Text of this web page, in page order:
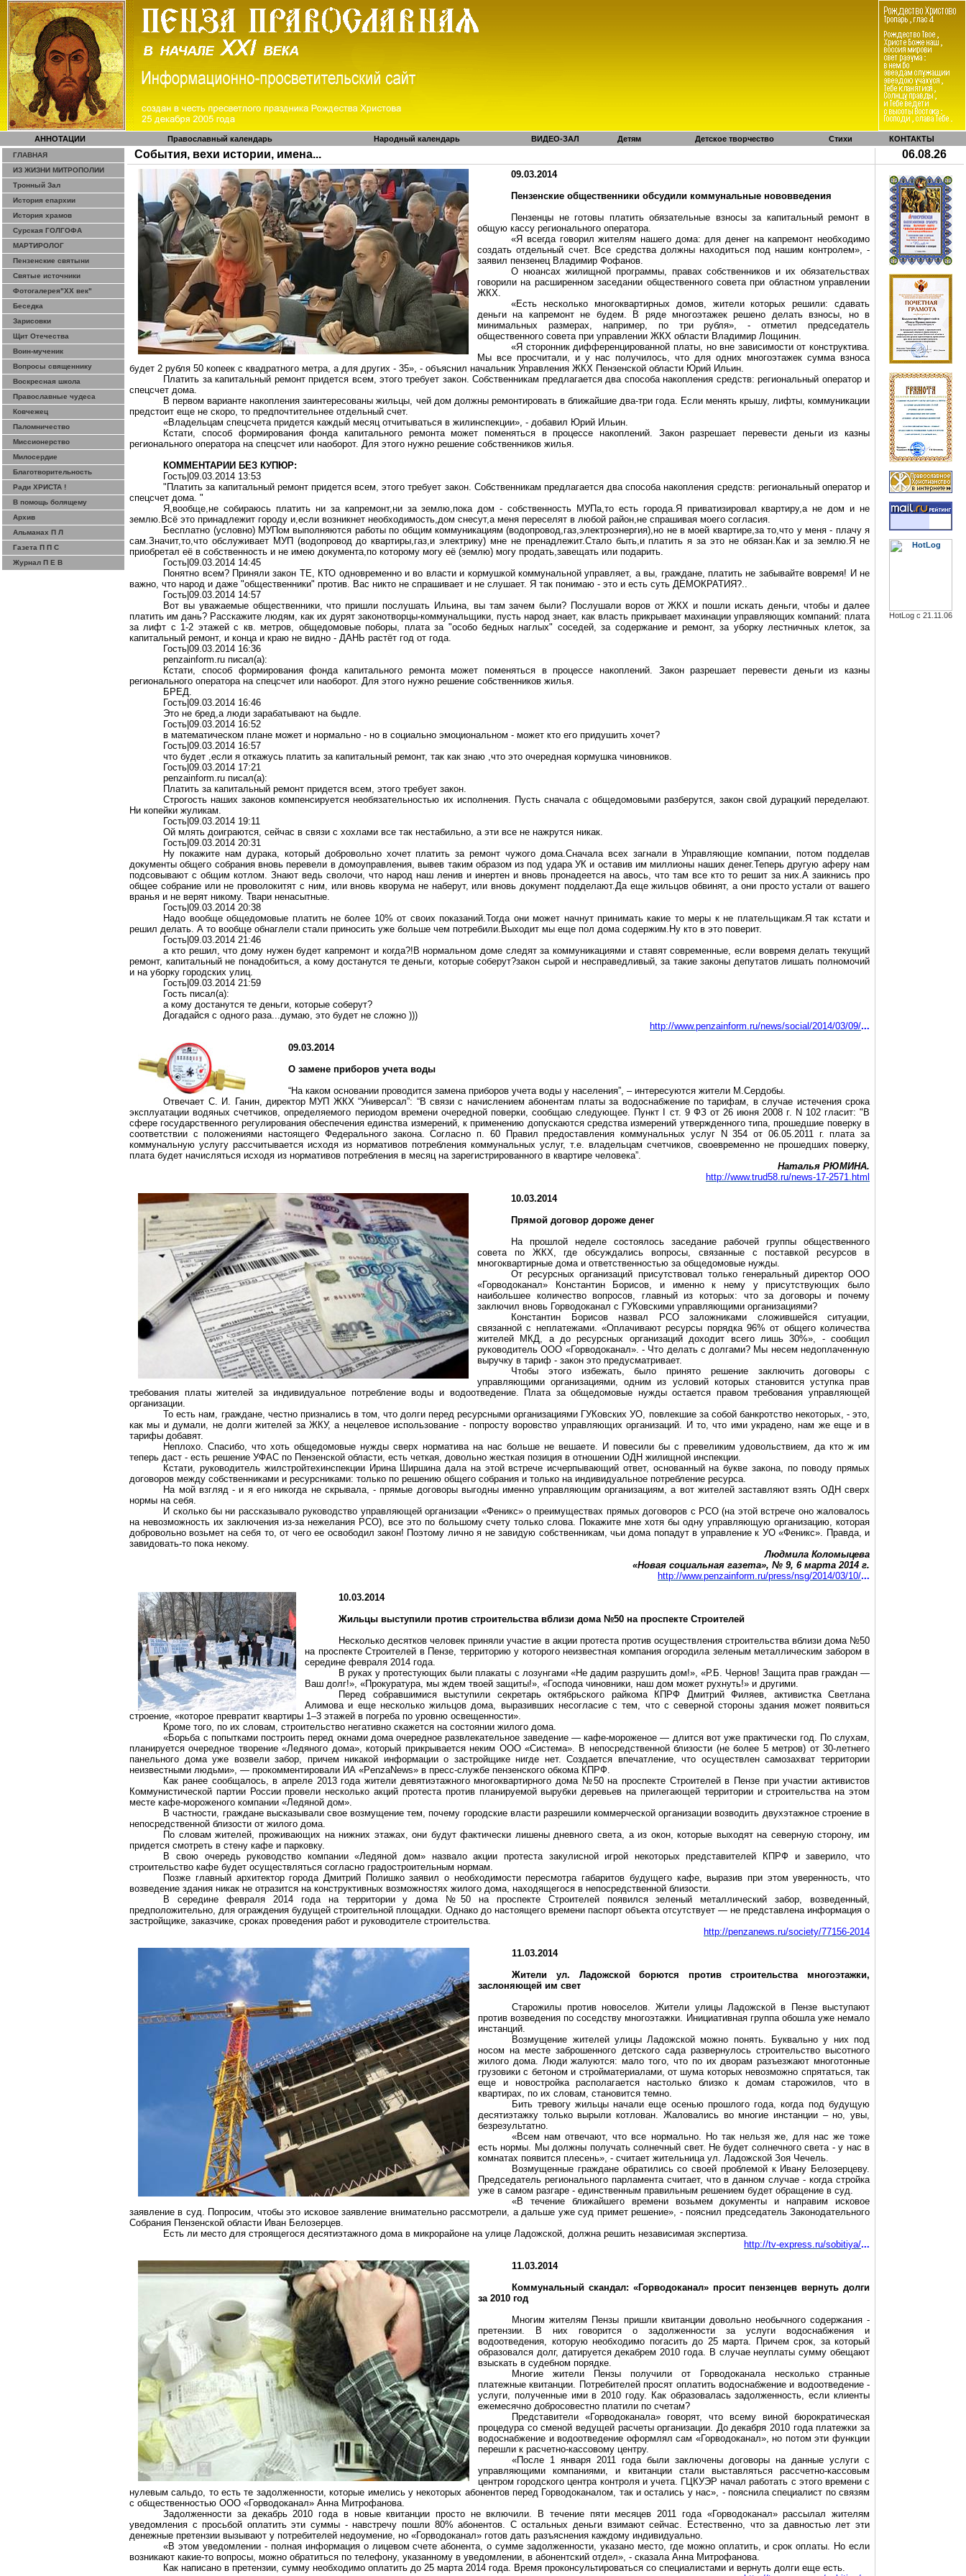
АННОТАЦИИ Православный календарь Народный календарь ВИДЕО-ЗАЛ Детям Детское творчество Стихи КОНТАКТЫ
ГЛАВНАЯ
ИЗ ЖИЗНИ МИТРОПОЛИИ
Тронный Зал
История епархии
История храмов
Сурская ГОЛГОФА
МАРТИРОЛОГ
Пензенские святыни
Святые источники
Фотогалерея"ХХ век"
Беседка
Зарисовки
Щит Отечества
Воин-мученик
Вопросы священнику
Воскресная школа
Православные чудеса
Ковчежец
Паломничество
Миссионерство
Милосердие
Благотворительность
Ради ХРИСТА !
В помощь болящему
Архив
Альманах П Л
Газета П П С
Журнал П Е В
События, вехи истории, имена... 06.08.26
09.03.2014
Пензенские общественники обсудили коммунальные нововведения
Пензенцы не готовы платить обязательные взносы за капитальныйремонт в
общую кассу регионального оператора.
«Я всегда говорил жителям нашего дома: для денег на капремонт необходимо
создать отдельный счет. Все средства должны находиться под нашим контролем», -
заявил пензенец Владимир Фофанов.
О нюансах жилищной программы, правах собственников и их обязательствах
говорили на расширенном заседании общественного совета при областном управлении
ЖКХ.
«Есть несколько многоквартирных домов, жители которых решили: сдавать
деньги на капремонтне будем. В ряде многоэтажек решено делать взносы, но в
минимальных размерах, например, по три рубля», - отметил председатель
общественного совета при управлении ЖКХ области Владимир Лощинин.
«Я сторонник дифференцированной платы, но вне зависимости от конструктива.
Мы все просчитали, и у нас получилось, что для одних многоэтажек сумма взноса
будет 2 рубля 50 копеек с квадратного метра, а для других - 35», - объяснил начальник Управления ЖКХ Пензенской области Юрий Ильин.
Платить за капитальный ремонтпридется всем, этого требует закон. Собственникам предлагается два способа накопления средств: региональный оператор и
спецсчет дома.
В первом варианте накопления заинтересованы жильцы, чей дом должны ремонтировать в ближайшие два-три года. Если менять крышу, лифты, коммуникации
предстоит еще не скоро, то предпочтительнее отдельный счет.
«Владельцам спецсчета придется каждый месяц отчитываться в жилинспекции», - добавил Юрий Ильин.
Кстати, способ формирования фонда капитального ремонта может поменяться в процессе накоплений. Закон разрешает перевести деньги из казны
регионального оператора на спецсчет или наоборот. Для этого нужно решение собственников жилья.
КОММЕНТАРИИ БЕЗ КУПЮР:
Гость|09.03.2014 13:53
"Платить за капитальный ремонт придется всем, этого требует закон. Собственникам предлагается два способа накопления средств: региональный оператор и
спецсчет дома. "
Я,вообще,не собираюсь платить ни за капремонт,ни за землю,пока дом - собственность МУПа,то есть города.Я приватизировал квартиру,а не дом и не
землю.Всё это принадлежит городу и,если возникнет необходимость,дом снесут,а меня переселят в любой район,не спрашивая моего согласия.
Бесплатно (условно) МУПом выполняются работы по общим коммуникациям (водопровод,газ,электроэнергия),но не в моей квартире,за то,что у меня - плачу я
сам.Значит,то,что обслуживает МУП (водопровод до квартиры,газ,и электрику) мне не пренадлежит.Стало быть,и платить я за это не обязан.Как и за землю.Я не
приобретал её в собственность и не имею документа,по которому могу её (землю) могу продать,завещать или подарить.
Гость|09.03.2014 14:45
Понятно всем? Приняли закон ТЕ, КТО одновременно и во власти и кормушкой коммунальной управляет, а вы, граждане, платить не забывайте вовремя! И не
важно, что народ и даже "общественники" против. Вас никто не спрашивает и не слушает. Я так понимаю - это и есть суть ДЕМОКРАТИЯ?..
Гость|09.03.2014 14:57
Вот вы уважаемые общественники, что пришли послушать Ильина, вы там зачем были? Послушали воров от ЖКХ и пошли искать деньги, чтобы и далее
платить им дань? Расскажите людям, как их дурят законотворцы-коммунальщики, пусть народ знает, как власть прикрывает махинации управляющих компаний: плата
за лифт с 1-2 этажей с кв. метров, общедомовые поборы, плата за "особо бедных наглых" соседей, за содержание и ремонт, за уборку лестничных клеток, за
капитальный ремонт, и конца и краю не видно - ДАНЬ растёт год от года.
Гость|09.03.2014 16:36
penzainform.ru писал(a):
Кстати, способ формирования фонда капитального ремонта может поменяться в процессе накоплений. Закон разрешает перевести деньги из казны
регионального оператора на спецсчет или наоборот. Для этого нужно решение собственников жилья.
БРЕД.
Гость|09.03.2014 16:46
Это не бред,алюди зарабатывают на быдле.
Гость|09.03.2014 16:52
в математическом плане может и нормально - но в социально эмоциональном -может кто его придушить хочет?
Гость|09.03.2014 16:57
что будет ,если я откажусь платить за капитальный ремонт, так как знаю ,что это очередная кормушка чиновников.
Гость|09.03.2014 17:21
penzainform.ru писал(a):
Платить за капитальный ремонт придется всем, этого требует закон.
Строгость наших законов компенсируется необязательностью их исполнения. Пусть сначала с общедомовыми разберутся, закон свой дурацкий переделают.
Ни копейки жуликам.
Гость|09.03.2014 19:11
Ой млять доиграются, сейчас в связи с хохлами все так нестабильно, а эти все не нажрутся никак.
Гость|09.03.2014 20:31
Ну покажите нам дурака, который добровольно хочет платить за ремонт чужого дома.Сначала всех загнали в Управляющие компании, потом подделав
документы общего собрания вновь перевели в домоуправления, вывев таким образом из под удара УК и оставив им миллионы наших денег.Теперь другую аферу нам
подсовывают с общим котлом. Знают ведь сволочи, что народ наш ленив и инертен и вновь пронадеется на авось, что там все кто то решит за них.А заикнись про
общее собрание или не проволокитят с ним, или вновь кворума не наберут, или вновь документ подделают.Да еще жильцов обвинят, а они просто устали от вашего
вранья и не верят никому. Твари ненасытные.
Гость|09.03.2014 20:38
Надо вообще общедомовые платить не более 10% от своих показаний.Тогда они может начнут принимать какие то меры к не плательщикам.Я так кстати и
решил делать. А то вообще обнаглели стали приносить уже больше чем потребили.Выходит мы еще пол дома содержим.Ну кто в это поверит.
Гость|09.03.2014 21:46
а кто решил, что дому нужен будет капремонт и когда?!В нормальном доме следят за коммуникациями и ставят современные, если вовремя делать текущий
ремонт, капитальный не понадобиться, а кому достанутся те деньги, которые соберут?закон сырой и несправедливый, за такие законы депутатов лишать полномочий
и на уборку городских улиц.
Гость|09.03.2014 21:59
Гость писал(a):
а кому достанутся те деньги, которые соберут?
Догадайся с одного раза...думаю, это будет не сложно )))
http://www.penzainform.ru/news/social/2014/03/09/...
09.03.2014
О замене приборов учета воды
“На каком основании проводится замена приборов учета воды у населения”, – интересуются жители М.Сердобы.
Отвечает С. И. Ганин, директор МУП ЖКХ “Универсал”: “В связи с начислением абонентам платы за водоснабжение по тарифам, в случае истечения срока
эксплуатации водяных счетчиков, определяемого периодом времени очередной поверки, сообщаю следующее. Пункт I ст. 9 ФЗ от 26 июня2008 г. N 102 гласит: "В
сфере государственного регулирования обеспечения единства измерений, к применению допускаются средства измерений утвержденного типа, прошедшие поверку в
соответствии с положениями настоящего Федерального закона. Согласно п. 60 Правил предоставления коммунальных услуг N 354 от 06.05.2011 г. плата за
коммунальную услугу рассчитывается исходя из нормативов потребления коммунальных услуг, т.е. владельцам счетчиков, своевременно не прошедших поверку,
плата будет начисляться исходя из нормативов потребления в месяц на зарегистрированного в квартире человека”.
Наталья РЮМИНА.
http://www.trud58.ru/news-17-2571.html
10.03.2014
Прямой договор дороже денег
На прошлой неделе состоялось заседание рабочей группы общественного
совета по ЖКХ, где обсуждались вопросы, связанные с поставкой ресурсов в
многоквартирные дома и ответственностью за общедомовые нужды.
От ресурсных организаций присутствовал только генеральный директор ООО
«Горводоканал» Константин Борисов, и именно к нему у присутствующих было
наибольшее количество вопросов, главный из которых: что за договоры и почему
заключил вновь Горводоканал с ГУКовскими управляющими организациями?
Константин Борисов назвал РСО заложниками сложившейся ситуации,
связанной с неплатежами. «Оплачивают ресурсы порядка 96% от общего количества
жителей МКД, а до ресурсных организаций доходит всего лишь 30%», - сообщил
руководитель ООО «Горводоканал». - Что делать с долгами? Мы несем недоплаченную
выручку в тариф - закон это предусматривает.
Чтобы этого избежать, было принято решение заключить договоры с
управляющими организациями, одним из условий которых становится уступка прав
требования платы жителей за индивидуальное потребление воды и водоотведение. Плата за общедомовые нужды остается правом требования управляющей
организации.
То есть нам, граждане, честно признались в том, что долги перед ресурсными организациями ГУКовских УО, повлекшие за собой банкротство некоторых, - это,
как мы и думали, не долги жителей за ЖКУ, а нецелевое использование - попросту воровство управляющих организаций. И то, что ими украдено, нам же еще и в
тарифы добавят.
Неплохо. Спасибо, что хоть общедомовые нужды сверх норматива на нас больше не вешаете. И повесили бы с превеликим удовольствием, да кто ж им
теперь даст - есть решение УФАС по Пензенской области, есть четкая, довольно жесткая позиция в отношении ОДН жилищной инспекции.
Кстати, руководитель жилстройтехинспекции Ирина Ширшина дала на этой встрече исчерпывающий ответ, основанный на букве закона, по поводу прямых
договоров между собственниками и ресурсниками: только по решению общего собрания и только на индивидуальное потребление ресурса.
На мой взгляд - и я его никогда не скрывала, - прямые договоры выгодны именно управляющим организациям, а вот жителей заставляют взять ОДН сверх
нормы на себя.
И сколько бы ни рассказывало руководство управляющей организации «Феникс» о преимуществах прямых договоров с РСО (на этой встрече оно жаловалось
на невозможность их заключения из-за нежелания РСО), все это по большому счету только слова. Покажите мне хотя бы одну управляющую организацию, которая
добровольно возьмет на себя то, от чего ее освободил закон! Поэтому лично я не завидую собственникам, чьи дома попадут в управление к УО «Феникс». Правда, и
завидовать-то пока некому.
Людмила Коломыцева
«Новая социальная газета», № 9, 6 марта2014 г.
http://www.penzainform.ru/press/nsg/2014/03/10/...
10.03.2014
Жильцы выступили против строительства вблизи дома №50 на проспекте Строителей
Несколько десятков человек приняли участие в акции протеста против осуществления строительства вблизи дома №50
на проспекте Строителей в Пензе, территорию у которого неизвестная компания огородила зеленым металлическим забором в
середине февраля 2014 года.
В руках у протестующих были плакаты с лозунгами «Не дадим разрушить дом!», «Р.Б. Чернов! Защита прав граждан —
Ваш долг!», «Прокуратура, мы ждем твоей защиты!», «Господа чиновники, наш дом может рухнуть!» и другими.
Перед собравшимися выступили секретарь октябрьского райкома КПРФ Дмитрий Филяев, активистка Светлана
Алимова и еще несколько жильцов дома, выразивших несогласие с тем, что с северной стороны здания может появиться
строение, «которое превратит квартиры 1–3 этажей в погреба по уровню освещенности».
Кроме того, по их словам, строительство негативно скажется на состоянии жилого дома.
«Борьба с попытками построить перед окнами дома очередное развлекательное заведение — кафе-мороженое — длится вот уже практически год. По слухам,
планируется очередное творение «Ледяного дома», который прикрывается неким ООО «Система». В непосредственной близости (не более 5 метров) от 30-летнего
панельного дома уже возвели забор, причем никакой информации о застройщике нигде нет. Создается впечатление, что осуществлен самозахват территории
неизвестными людьми», — прокомментировали ИА «PenzaNews» в пресс-службе пензенского обкома КПРФ.
Как ранее сообщалось, в апреле 2013 года жители девятиэтажного многоквартирного дома №50 на проспекте Строителей в Пензе при участии активистов
Коммунистической партии Россиипровели несколько акций протеста против планируемой вырубки деревьев на прилегающей территории и строительства на этом
месте кафе-мороженого компании «Ледяной дом».
В частности, граждане высказывали свое возмущение тем, почему городские власти разрешили коммерческой организации возводить двухэтажное строение в
непосредственной близости от жилого дома.
По словам жителей, проживающих на нижних этажах, они будут фактически лишены дневного света, а из окон, которые выходят на северную сторону, им
придется смотреть в стену кафе и парковку.
В свою очередь руководство компании «Ледяной дом» назвало акции протеста закулисной игрой некоторых представителей КПРФ и заверило, что
строительство кафе будет осуществляться согласно градостроительным нормам.
Позже главный архитектор городаДмитрий Полишко заявил о необходимости пересмотра габаритов будущего кафе, выразив при этом уверенность, что
возведение здания никак не отразится на конструктивных возможностях жилого дома, находящегося в непосредственной близости.
В середине февраля 2014 года на территории у дома №50 на проспекте Строителей появился зеленый металлический забор, возведенный,
предположительно, для ограждения будущей строительной площадки. Однако до настоящего времени паспорт объекта отсутствует — не представлена информация о
застройщике, заказчике, сроках проведения работ и руководителе строительства.
http://penzanews.ru/society/77156-2014
11.03.2014
Жители ул. Ладожской борются против строительства многоэтажки,
заслоняющей им свет
Старожилы против новоселов. Жители улицы Ладожской в Пензе выступают
против возведения по соседству многоэтажки. Инициативная группа обошла уже немало
инстанций.
Возмущение жителей улицы Ладожской можно понять. Буквально у них под
носом на месте заброшенного детского сада развернулось строительство высотного
жилого дома. Люди жалуются: мало того, что по их дворам разъезжают многотонные
грузовики с бетоном и стройматериалами, от шума которых невозможно спрятаться, так
еще и новостройка располагается настолько близко к домам старожилов, что в
квартирах, по их словам, становится темно.
Бить тревогу жильцы начали еще осенью прошлого года, когда под будущую
десятиэтажку только вырыли котлован. Жаловались во многие инстанции – но, увы,
безрезультатно.
«Всем нам отвечают, что все нормально. Но так нельзя же, для нас же тоже
есть нормы. Мы должны получать солнечный свет. Не будет солнечного света - у нас в
комнатах появится плесень», - считает жительница ул. Ладожской Зоя Чечель.
Возмущенные граждане обратились со своей проблемой к Ивану Белозерцеву.
Председатель регионального парламента считает, что в данном случае - когда стройка
уже в самом разгаре - единственным правильным решением будет обращение в суд.
«В течение ближайшего времени возьмем документы и направим исковое
заявление в суд. Попросим, чтобы это исковое заявление внимательно рассмотрели, а дальше уже суд примет решение», - пояснил председатель Законодательного
Собрания Пензенской области Иван Белозерцев.
Есть ли место для строящегося десятиэтажного дома в микрорайоне на улице Ладожской, должна решить независимая экспертиза.
http://tv-express.ru/sobitiya/...
11.03.2014
Коммунальный скандал: «Горводоканал» просит пензенцев вернуть долги
за 2010 год
Многим жителям Пензы пришли квитанции довольно необычного содержания -
претензии. В них говорится о задолженности за услуги водоснабжения и
водоотведения, которую необходимо погасить до 25 марта. Причем срок, за который
образовался долг, датируется декабрем 2010 года. В случае неуплаты сумму обещают
взыскать в судебном порядке.
Многие жители Пензы получили от Горводоканала несколько странные
платежные квитанции. Потребителей просят оплатить водоснабжение и водоотведение -
услуги, полученные ими в 2010 году. Как образовалась задолженность, если клиенты
ежемесячно добросовестно платили по счетам?
Представители «Горводоканала» говорят, что всему виной бюрократическая
процедура со сменой ведущей расчеты организации. До декабря 2010 года платежки за
водоснабжение и водоотведение оформлял сам «Горводоканал», но потом эти функции
перешли к расчетно-кассовому центру.
«После 1 января 2011 года были заключены договоры на данные услуги с
управляющими компаниями, и квитанции стали выставляться рассчетно-кассовым
центром городского центра контроля и учета. ГЦКУЭР начал работать с этого времени с
нулевым сальдо, то есть те задолженности, которые имелись у некоторых абонентов перед Горводоканалом, так и остались у нас», - пояснила специалист по связям
с общественностью ООО «Горводоканал» Анна Митрофанова.
Задолженности за декабрь 2010 года в новые квитанции просто не включили. В течение пяти месяцев 2011 года «Горводоканал» рассылал жителям
уведомления с просьбой оплатить эти суммы - навстречу пошли 80% абонентов. С остальных деньги взимают сейчас. Естественно, что за давностью лет эти
денежные претензии вызывают у потребителей недоумение, но «Горводоканал» готов дать разъяснения каждому индивидуально.
«В этом уведомлении - полная информация о лицевом счете абонента, о сумме задолженности, указано место, где можно оплатить, и срок оплаты. Но если
возникают какие-то вопросы, можно обратиться по телефону, указанному в уведомлении, в абонентский отдел», - сказала Анна Митрофанова.
Как написано в претензии, сумму необходимо оплатить до 25 марта 2014 года. Время проконсультироваться со специалистами и вернуть долги еще есть.
HotLog с 21.11.06